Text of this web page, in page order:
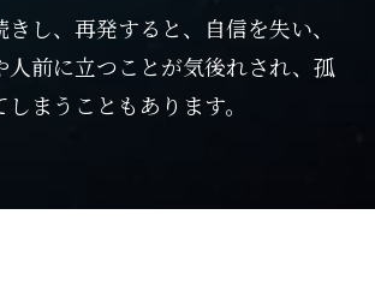
し、再発すると、自信を失い、
人前に立つことが気後れされ、孤
まうこともあります。